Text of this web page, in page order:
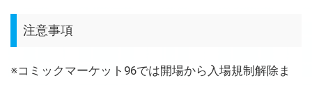
注意事項
※コミックマーケット96では開場から入場規制解除ま